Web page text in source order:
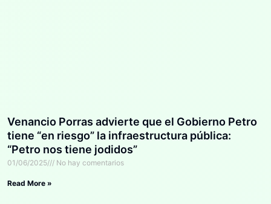
Venancio Porras advierte que el Gobierno Petro
tiene “en riesgo” la infraestructura pública:
“Petro nos tiene jodidos”
01/06/2025 No hay comentarios
Read More »